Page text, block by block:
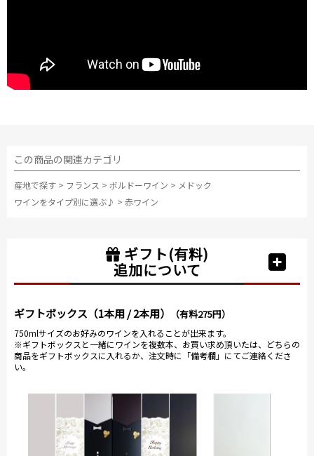
この商品の関連カテゴリ
産地で探す > フランス > ボルドーワイン > メドック
ワインをタイプ別に選ぶ♪ > 赤ワイン
ギフト(有料)
追加について
ギフトボックス（1本用 / 2本用） （有料275円）
750mlサイズのお好みのワインを入れることが出来ます。
※ギフトボックスと一緒にワインを複数本、お買い求め頂いたは、どちらの
商品をギフトボックスに入れるか、注文時に「備考欄」にてご連絡くださ
い。